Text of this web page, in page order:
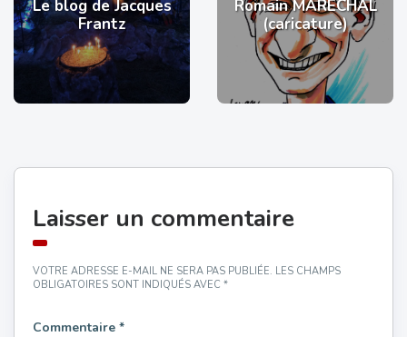
Le blog de Jacques
Frantz
Romain MARÉCHAL
(caricature)
Laisser un commentaire
VOTRE ADRESSE E-MAIL NE SERA PAS PUBLIÉE. LES CHAMPS
OBLIGATOIRES SONT INDIQUÉS AVEC *
Commentaire *